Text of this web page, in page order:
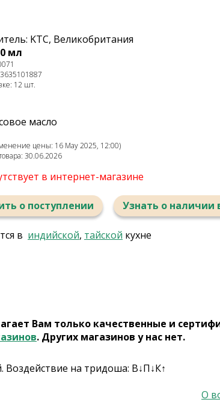
KTC, Великобритания
мл
12 шт.
масло
цены: 16 May 2025, 12:00)
30.06.2026
в интернет-магазине
о поступлении Узнать о наличии
в индийской, тайской кухне
Вам только качественные и
. Других магазинов у нас нет.
Воздействие на тридоша: В↓П↓К↑
О